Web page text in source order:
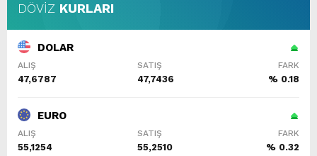
DÖVİZ KURLARI
DOLAR
ALIŞ SATIŞ FARK
47,6787 47,7436 % 0.18
EURO
ALIŞ SATIŞ FARK
55,1254 55,2510 % 0.32